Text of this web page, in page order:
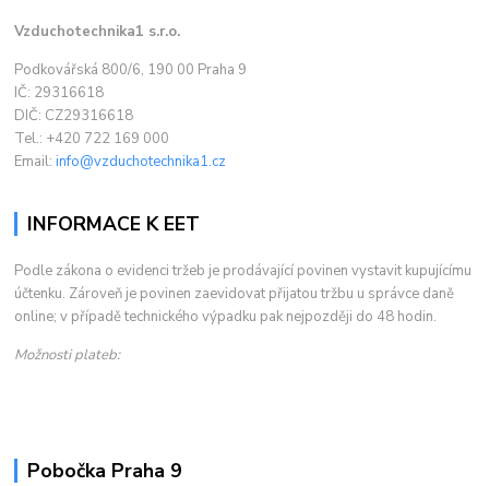
Vzduchotechnika1 s.r.o.
Podkovářská 800/6, 190 00 Praha 9
IČ: 29316618
DIČ: CZ29316618
Tel.: +420 722 169 000
Email:info@vzduchotechnika1.cz
INFORMACE K EET
Podle zákona o evidenci tržeb je prodávající povinen vystavit kupujícímu
účtenku. Zároveň je povinen zaevidovat přijatou tržbu u správce daně
online; v případě technického výpadku pak nejpozději do 48 hodin.
Možnosti plateb:
Pobočka Praha 9